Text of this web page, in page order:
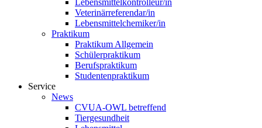
Lebensmittelkontrolleur/in
Veterinärreferendar/in
Lebensmittelchemiker/in
Praktikum
Praktikum Allgemein
Schülerpraktikum
Berufspraktikum
Studentenpraktikum
Service
News
CVUA-OWL betreffend
Tiergesundheit